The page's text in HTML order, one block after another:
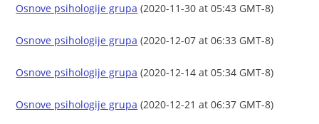
Osnove psihologije grupa (2020-11-30 at 05:43 GMT-8)
Osnove psihologije grupa (2020-12-07 at 06:33 GMT-8)
Osnove psihologije grupa (2020-12-14 at 05:34 GMT-8)
Osnove psihologije grupa (2020-12-21 at 06:37 GMT-8)